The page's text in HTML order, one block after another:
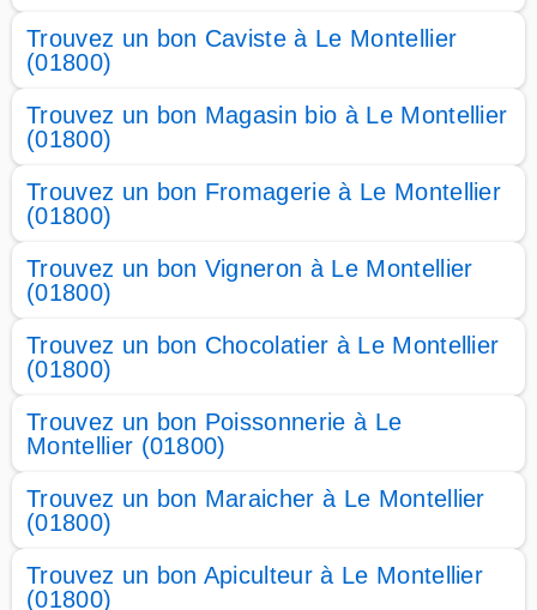
Trouvez un bon Caviste à Le Montellier
(01800)
Trouvez un bon Magasin bio à Le Montellier
(01800)
Trouvez un bon Fromagerie à Le Montellier
(01800)
Trouvez un bon Vigneron à Le Montellier
(01800)
Trouvez un bon Chocolatier à Le Montellier
(01800)
Trouvez un bon Poissonnerie à Le
Montellier (01800)
Trouvez un bon Maraicher à Le Montellier
(01800)
Trouvez un bon Apiculteur à Le Montellier
(01800)